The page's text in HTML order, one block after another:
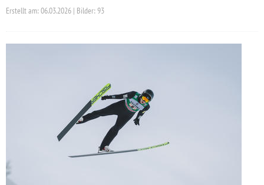
Erstellt am: 06.03.2026 | Bilder: 93